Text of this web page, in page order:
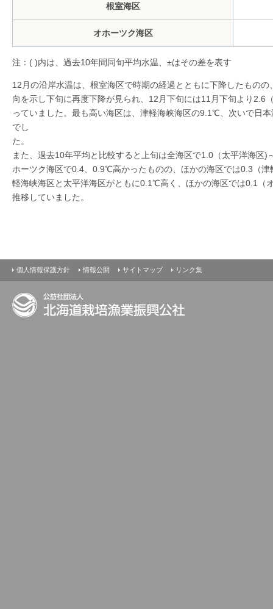
根室海区
オホーツク海区
注：( )内は、過去10年間同旬平均水温、±はその差を表す
12月の沿岸水温は、根室海区で時期の経過とともに下降したもの
向を示し下旬に再度下降が見られ、12月下旬には11月下旬より
っていました。最も高い海区は、津軽海峡海区の9.1℃、次いで日
でし
た
また、過去10年平均と比較すると上旬は全海区で1.0（太平洋海
ホーツク海区で0.4、0.9℃高かったものの、ほかの海区では0.3（
軽海峡海区と太平洋海区がともに0.1℃高く、ほかの海区では0.1（
推移していました。
個人情報保護方針 情報公開 サイトマップ リンク集